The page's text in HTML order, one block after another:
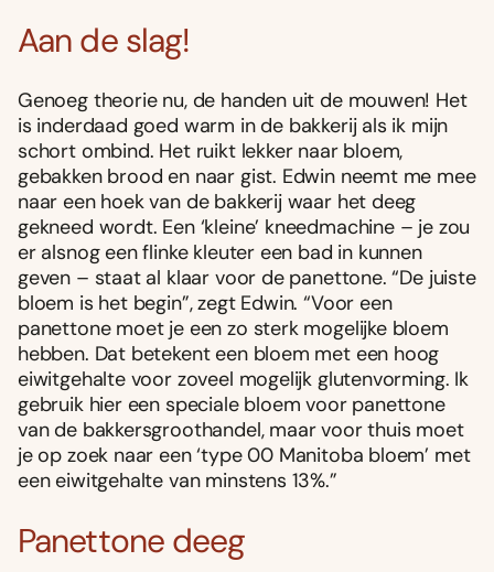
Aan de slag!
Genoeg theorie nu, de handen uit de mouwen! Het
is inderdaad goed warm in de bakkerij als ik mijn
schort ombind. Het ruikt lekker naar bloem,
gebakken brood en naar gist. Edwin neemt me mee
naar een hoek van de bakkerij waar het deeg
gekneed wordt. Een ‘kleine’ kneedmachine – je zou
er alsnog een flinke kleuter een bad in kunnen
geven – staat al klaar voor de panettone. “De juiste
bloem is het begin”, zegt Edwin. “Voor een
panettone moet je een zo sterk mogelijke bloem
hebben. Dat betekent een bloem met een hoog
eiwitgehalte voor zoveel mogelijk glutenvorming. Ik
gebruik hier een speciale bloem voor panettone
van de bakkersgroothandel, maar voor thuis moet
je op zoek naar een ‘type 00 Manitoba bloem’ met
een eiwitgehalte van minstens 13%.”
Panettone deeg